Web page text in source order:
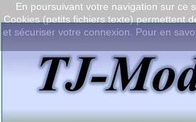
En poursuivant votre navigation sur ce
Cookies (petits fichiers texte) permettent
et sécuriser votre connexion. Pour en